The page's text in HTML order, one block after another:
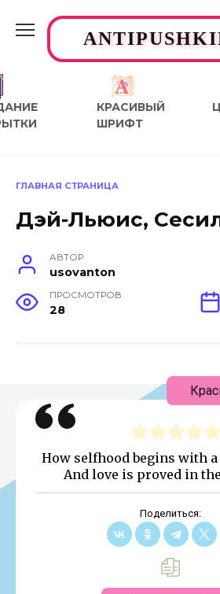
содержанию
КРАСИВЫЙ
ШРИФТ
ГЛАВНАЯ СТРАНИЦА
Дэй-Льюис,
АВТОР
usovanton
ПРОСМОТРОВ
28
How selfhood begins with
And love is proved in
Поделиться: